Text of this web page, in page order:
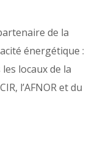
de la
énergétique :
locaux de la
l’AFNOR et du